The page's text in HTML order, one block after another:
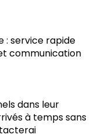
: service rapide
communication
dans leur
à temps sans